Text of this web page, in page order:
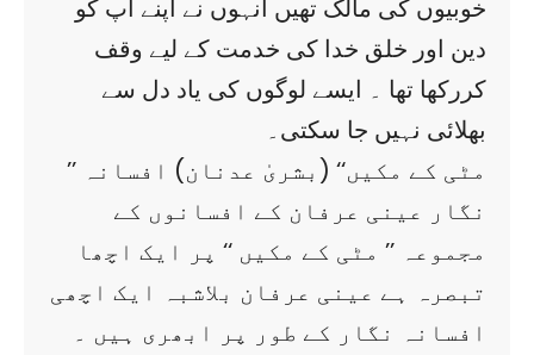
خوبیوں کی مالک تھیں انہوں نے اپنے آپ کو
دین اور خلق خدا کی خدمت کے لیے وقف
کررکھا تھا ۔ ایسے لوگوں کی یاد دل سے
بھلائی نہیں جا سکتی۔
’’ مٹی کے مکیں‘‘ (بشریٰ عدنان) افسانہ
نگار عینی عرفان کے افسانوں کے
مجموعہ ’’ مٹی کے مکیں ‘‘ پر ایک اچھا
تبصرہ ہے عینی عرفان بلاشبہ ایک اچھی
افسانہ نگار کے طور پر ابھری ہیں ۔